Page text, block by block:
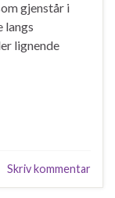
gjenstår i
langs
lignende
Skriv kommentar